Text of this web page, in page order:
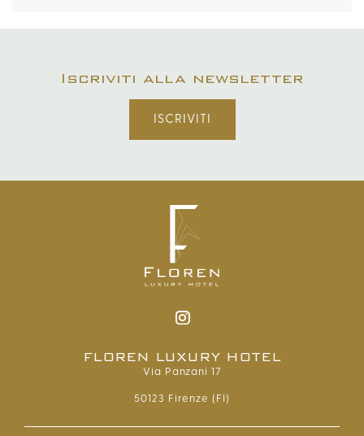
Iscriviti alla newsletter
ISCRIVITI
FLOREN LUXURY HOTEL
Via Panzani 17
50123 Firenze (FI)